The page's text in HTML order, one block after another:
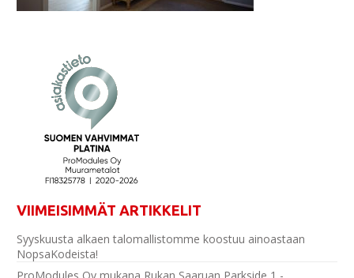
VIIMEISIMMÄT ARTIKKELIT
Syyskuusta alkaen talomallistomme koostuu ainoastaan
NopsaKodeista!